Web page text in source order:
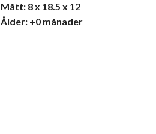
Mått: 8 x 18.5 x 12
Ålder: +0 månader